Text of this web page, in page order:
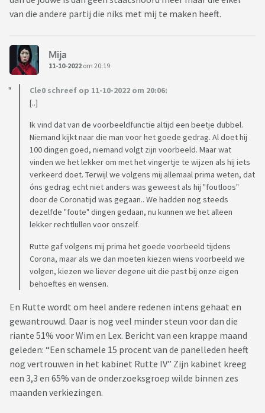
van die andere partij die niks met mij te maken heeft.
Mija
11-10-2022 om 20:19
Cle0 schreef op 11-10-2022 om 20:06:
[..]
Ik vind dat van de voorbeeldfunctie altijd een beetje dubbel.
Niemand kijkt naar die man voor het goede gedrag. Al doet hij
100 dingen goed, niemand volgt zijn voorbeeld. Maar wat
vinden we het lekker om met het vingertje te wijzen als hij iets
verkeerd doet. Terwijl we volgens mij allemaal prima weten, dat
óns gedrag echt niet anders was geweest als hij "foutloos"
door de Coronatijd was gegaan.. We hadden nog steeds
dezelfde "foute" dingen gedaan, nu kunnen we het alleen
lekker rechtlullen voor onszelf.
Rutte gaf volgens mij prima het goede voorbeeld tijdens
Corona, maar als we dan moeten kiezen wiens voorbeeld we
volgen, kiezen we liever degene uit die past bij onze eigen
behoeftes en wensen.
En Rutte wordt om heel andere redenen intens gehaat en
gewantrouwd. Daar is nog veel minder steun voor dan die
riante 51% voor Wim en Lex. Bericht van een krappe maand
geleden: “Een schamele 15 procent van de panelleden heeft
nog vertrouwen in het kabinet Rutte IV” Zijn kabinet kreeg
een 3,3 en 65% van de onderzoeksgroep wilde binnen zes
maanden verkiezingen.